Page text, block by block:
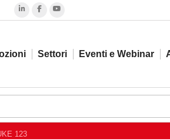
Settori Eventi e Webinar
123